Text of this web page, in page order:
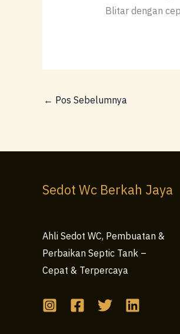
Blitar dengan
← Pos Sebelumnya
Sedot Wc Berkah Jaya
Ahli Sedot WC, Pembuatan &
Perbaikan Septic Tank –
Cepat & Terpercaya